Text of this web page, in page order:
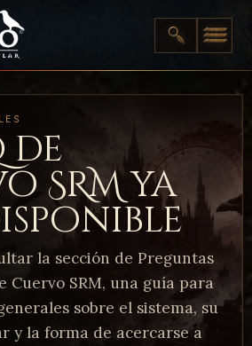
de
SRM ya
la sección de Preguntas
Cuervo SRM, una guía para
sobre el sistema, su
y la forma de acercarse a